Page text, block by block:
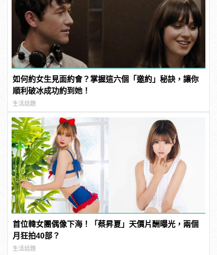
如何約女生見面約會？掌握這六個「邀約」秘訣，讓你
順利破冰成功約到她！
生活話題
首位韓女團偶像下海！「蔡昇夏」天價片酬曝光，兩個
月狂拍40部？
生活話題